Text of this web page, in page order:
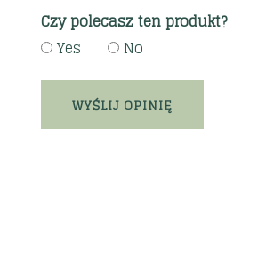
Czy polecasz ten produkt?
Yes
No